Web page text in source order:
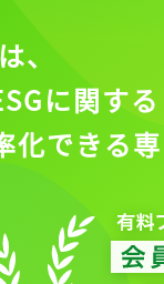
に関する
化できる